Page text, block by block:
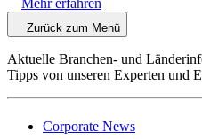
Mehr erfahren
Zurück zum Menü
Aktuelle Branchen- und
Tipps von unseren Experten und
Corporate News